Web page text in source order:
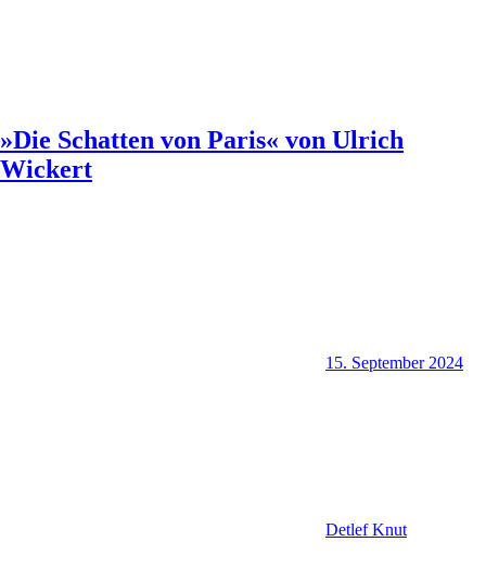
»Die Schatten von Paris« von Ulrich
Wickert
15. September 2024
Detlef Knut